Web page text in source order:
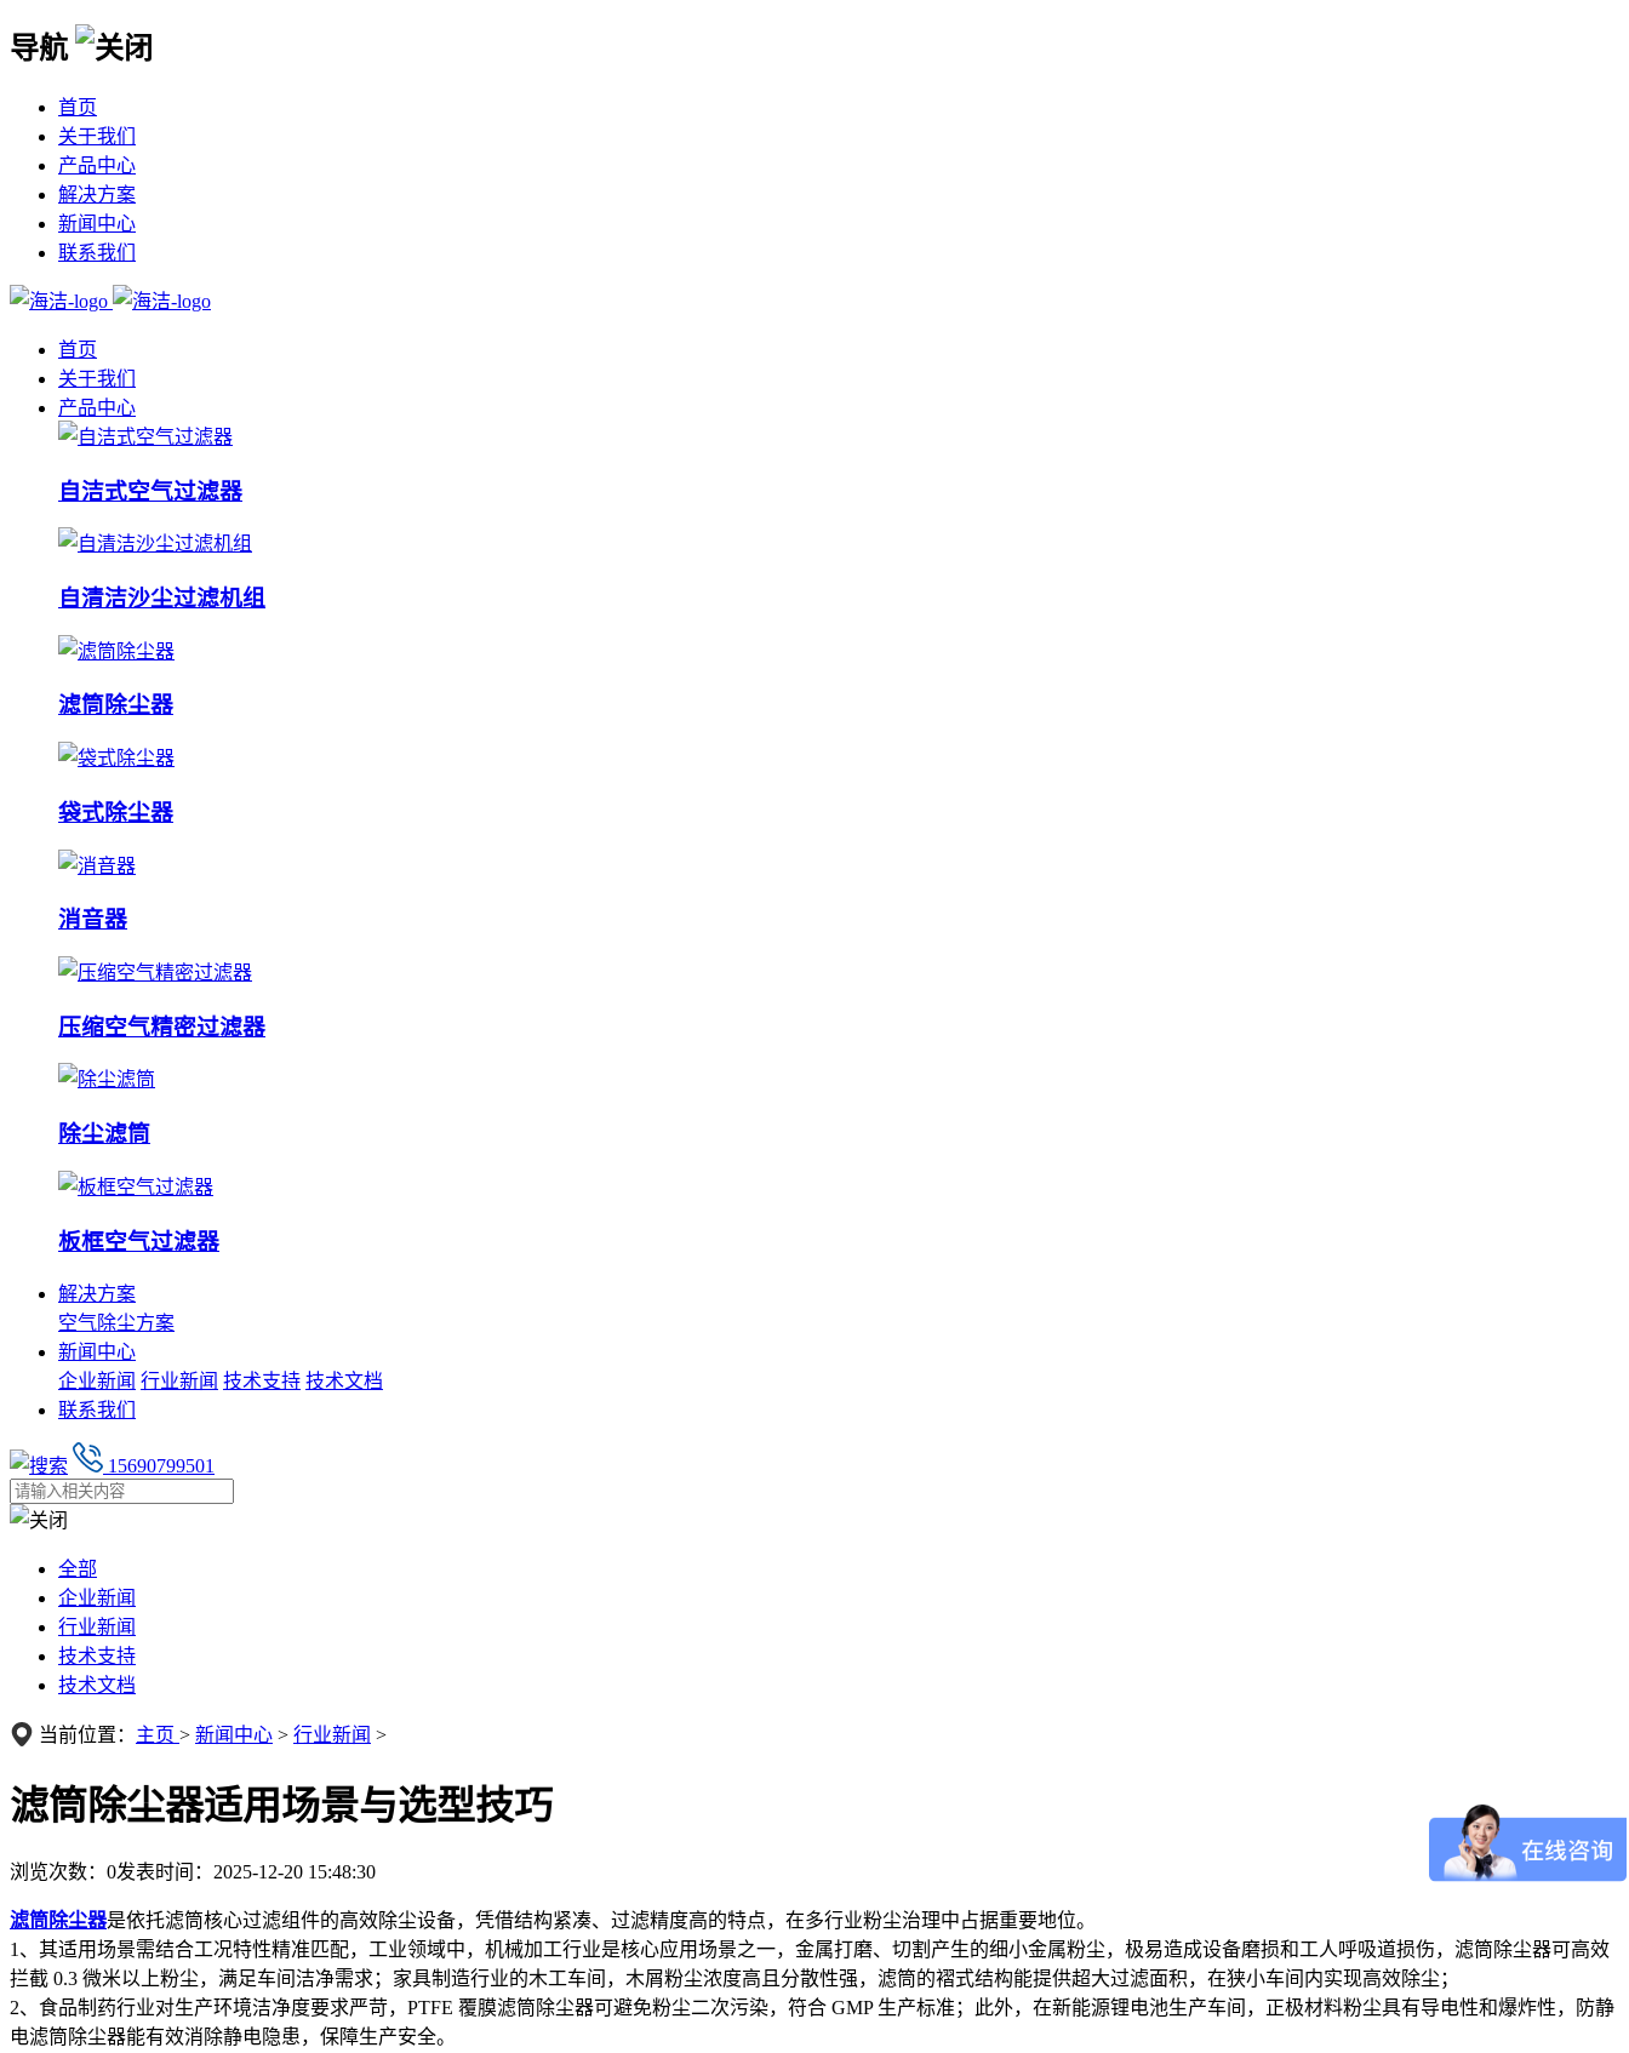
导航
首页
关于我们
产品中心
解决方案
新闻中心
联系我们
首页
关于我们
产品中心
自洁式空气过滤器
自清洁沙尘过滤机组
滤筒除尘器
袋式除尘器
消音器
压缩空气精密过滤器
除尘滤筒
板框空气过滤器
解决方案
空气除尘方案
新闻中心
企业新闻 行业新闻 技术支持 技术文档
联系我们
15690799501
全部
企业新闻
行业新闻
技术支持
技术文档
当前位置： 主页 > 新闻中心 > 行业新闻 >
滤筒除尘器适用场景与选型技巧
浏览次数： 0发表时间：2025-12-20 15:48:30
滤筒除尘器是依托滤筒核心过滤组件的高效除尘设备，凭借结构紧凑、过滤精度高的特点，在多行业粉尘治理中占据重要地位。
1、其适用场景需结合工况特性精准匹配，工业领域中，机械加工行业是核心应用场景之一，金属打磨、切割产生的细小金属粉尘，极易造成设备磨损和工人呼吸道损伤，滤筒除尘器可高效
拦截 0.3 微米以上粉尘，满足车间洁净需求；家具制造行业的木工车间，木屑粉尘浓度高且分散性强，滤筒的褶式结构能提供超大过滤面积，在狭小车间内实现高效除尘；
2、食品制药行业对生产环境洁净度要求严苛，PTFE 覆膜滤筒除尘器可避免粉尘二次污染，符合 GMP 生产标准；此外，在新能源锂电池生产车间，正极材料粉尘具有导电性和爆炸性，防静
电滤筒除尘器能有效消除静电隐患，保障生产安全。